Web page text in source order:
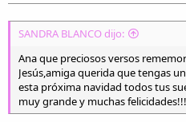
SANDRA BLANCO dijo:
Ana que preciosos versos
Jesús,amiga querida que tengas
esta próxima navidad todos tus
muy grande y muchas felicidades!!!